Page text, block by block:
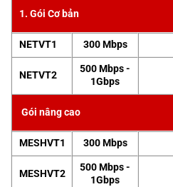
1. Gói Cơ bản
NETVT1
300 Mbps
NETVT2
500 Mbps -
1Gbps
Gói nâng cao
MESHVT1
300 Mbps
MESHVT2
500 Mbps -
1Gbps